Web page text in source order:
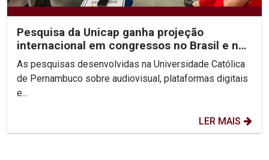
Pesquisa da Unicap ganha projeção
internacional em congressos no Brasil e no
México
As pesquisas desenvolvidas na Universidade Católica
de Pernambuco sobre audiovisual, plataformas digitais
e...
LER MAIS